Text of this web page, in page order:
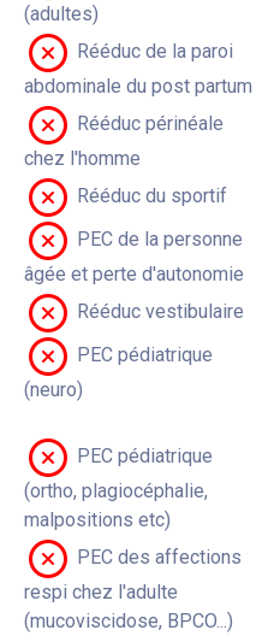
(adultes)
Rééduc de la paroi
abdominale du post partum
Rééduc périnéale
chez l'homme
Rééduc du sportif
PEC de la personne
âgée et perte d'autonomie
Rééduc vestibulaire
PEC pédiatrique
(neuro)
PEC pédiatrique
(ortho, plagiocéphalie,
malpositions etc)
PEC des affections
respi chez l'adulte
(mucoviscidose, BPCO...)